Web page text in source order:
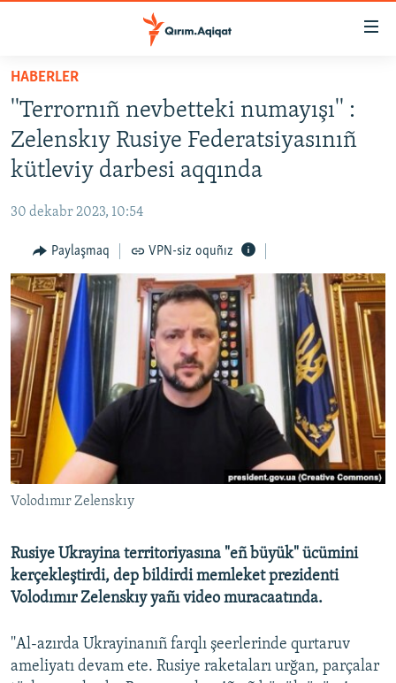
Esas
qaytmaq
Baş
navigatsiyağa
qaytmaq
Qıdıruvğa
HABERLER
SİYASET
İQTİSADİYAT
MEDENİYET
İNSAN AQLARI
VİDEO
SÜRET
BLOGLAR
FİKİR
Русский
Українською
QOŞULIÑIZ!
RFE/RS bütün saytları
HABERLER
''Terrornıñ nevbetteki numayışı'' :
Zelenskıy Rusiye Federatsiyasınıñ
kütleviy darbesi aqqında
30 dekabr 2023, 10:54
Paylaşmaq VPN-siz oquñız
Volodımır Zelenskıy
Rusiye Ukrayina territoriyasına "eñ büyük" ücümini
kerçekleştirdi, dep bildirdi memleket prezidenti
Volodımır Zelenskıy yañı video muracaatında.
''Al-azırda Ukrayinanıñ farqlı şeerlerinde qurtaruv
ameliyatı devam ete. Rusiye raketaları urğan, parçalar